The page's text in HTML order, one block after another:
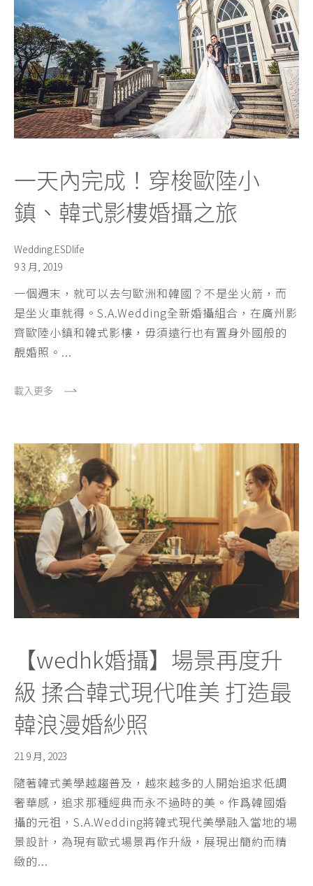
載入更多
Wedding.ESDlife
9 3 月, 2019
一天內完成！穿梭歐陸小
鎮、韓式影樓婚攝之旅
一個週末，就可以去勻歐洲和韓國？不是坐火箭，而
是坐火車就得。S.A.Wedding全新婚攝組合，在廣州影
齊歐陸小鎮和韓式影樓，毋須遠行也有置身外國般的
靚婚照。...
21 9 月, 2023
【wedhk婚攝】場景再度升
級 揉合韓式現代唯美 打造最
韓浪漫婚紗照
隨著韓式美學越趨普及，越來越多的人開始追求低調
奢華感，追求那種經典而永不過時的美。作爲韓國婚
攝的元祖，S.A.Wedding將韓式現代美學融入當地的場
景設計，為現有歐式場景再作升級，展現出簡約而精
緻的...